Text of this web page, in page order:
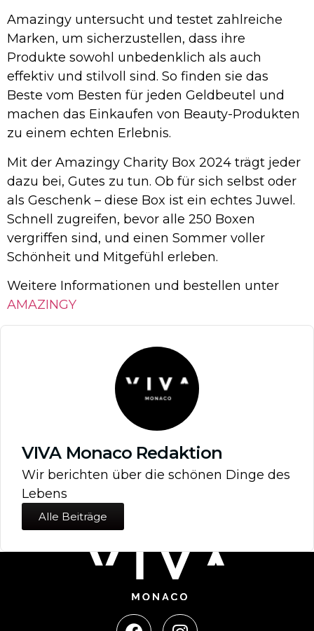
Amazingy untersucht und testet zahlreiche
Marken, um sicherzustellen, dass ihre
Produkte sowohl unbedenklich als auch
effektiv und stilvoll sind. So finden sie das
Beste vom Besten für jeden Geldbeutel und
machen das Einkaufen von Beauty-Produkten
zu einem echten Erlebnis.
Mit der Amazingy Charity Box 2024 trägt jeder
dazu bei, Gutes zu tun. Ob für sich selbst oder
als Geschenk – diese Box ist ein echtes Juwel.
Schnell zugreifen, bevor alle 250 Boxen
vergriffen sind, und einen Sommer voller
Schönheit und Mitgefühl erleben.
Weitere Informationen und bestellen unter
AMAZINGY
VIVA Monaco Redaktion
Wir berichten über die schönen Dinge des
Lebens
Alle Beiträge